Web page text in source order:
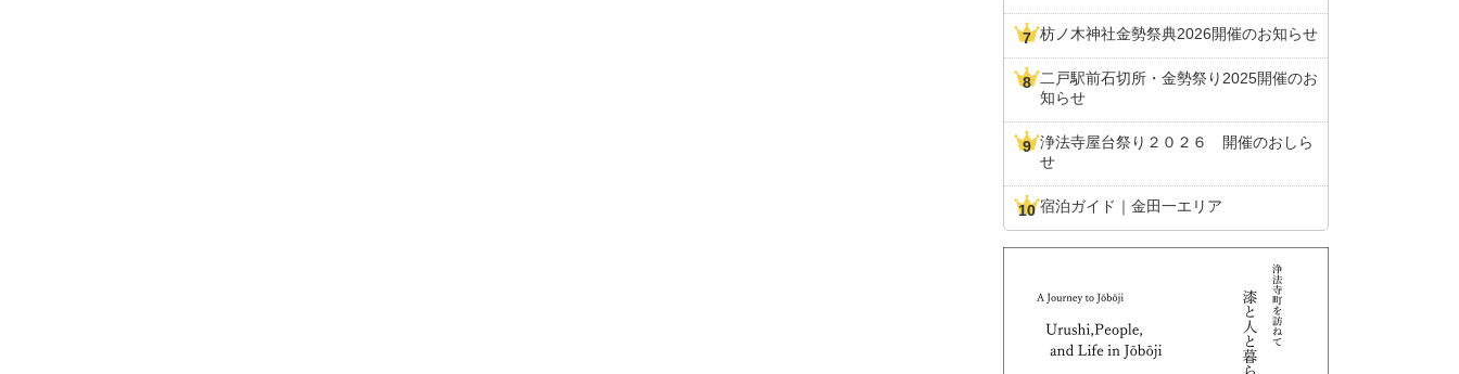
枋ノ木神社金勢祭典2026開催のお知らせ
二戸駅前石切所・金勢祭り2025開催のお
知らせ
浄法寺屋台祭り２０２６ 開催のおしら
せ
宿泊ガイド｜金田一エリア